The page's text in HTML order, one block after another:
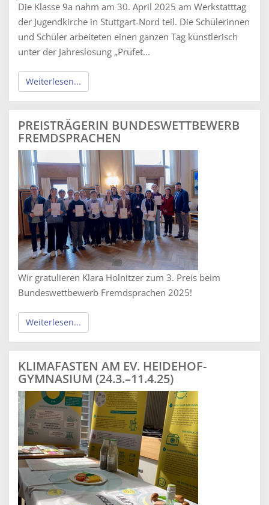
Die Klasse 9a nahm am 30. April 2025 am Werkstatttag
der Jugendkirche in Stuttgart-Nord teil. Die Schülerinnen
und Schüler arbeiteten einen ganzen Tag künstlerisch
unter der Jahreslosung „Prüfet...
Weiterlesen...
PREISTRÄGERIN BUNDESWETTBEWERB
FREMDSPRACHEN
Wir gratulieren Klara Holnitzer zum 3. Preis beim
Bundeswettbewerb Fremdsprachen 2025!
Weiterlesen...
KLIMAFASTEN AM EV. HEIDEHOF-
GYMNASIUM (24.3.–11.4.25)